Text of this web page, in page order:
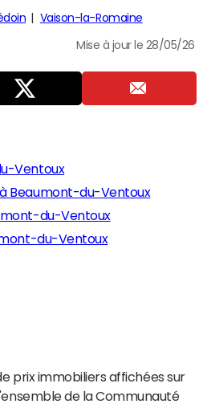
Vaison-la-Romaine
Mise à jour le 28/05/26
Ventoux
Beaumont-du-Ventoux
du-Ventoux
du-Ventoux
prix immobiliers affichées sur
de la Communauté